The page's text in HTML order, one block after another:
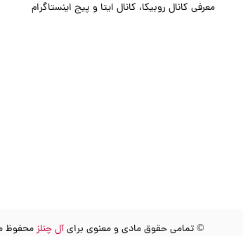
معرفی کانال روبیکا، کانال ایتا و پیج اینستاگرام
© تمامی حقوق مادی و معنوی برایآل چنلزمحفوظ